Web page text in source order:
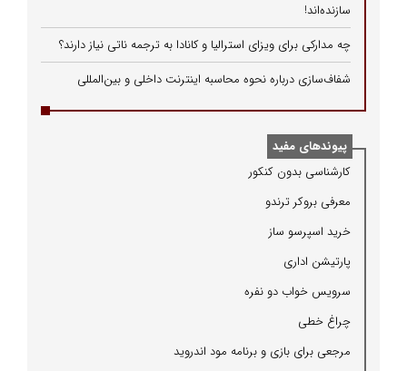
سازنده‌اند!
چه مدارکی برای ویزای استرالیا و کانادا به ترجمه ناتی نیاز دارند؟
شفاف‌سازی درباره نحوه محاسبه اینترنت داخلی و بین‌المللی
پیوندهای مفید
كارشناسی بدون كنكور
معرفی بروكر ترندو
خرید اسپرسو ساز
پارتیشن اداری
سرویس خواب دو نفره
چراغ خطی
مرجعی برای بازی و برنامه مود اندروید